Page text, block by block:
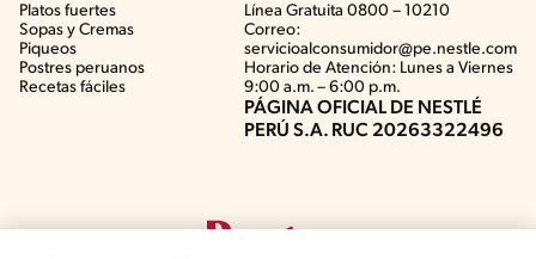
Platos fuertes
Sopas y Cremas
Piqueos
Postres peruanos
Recetas fáciles
Línea Gratuita 0800 – 10210
Correo:
servicioalconsumidor@pe.nestle.com
Horario de Atención: Lunes a Viernes
9:00 a.m. – 6:00 p.m.
PÁGINA OFICIAL DE NESTLÉ
PERÚ S.A. RUC 20263322496